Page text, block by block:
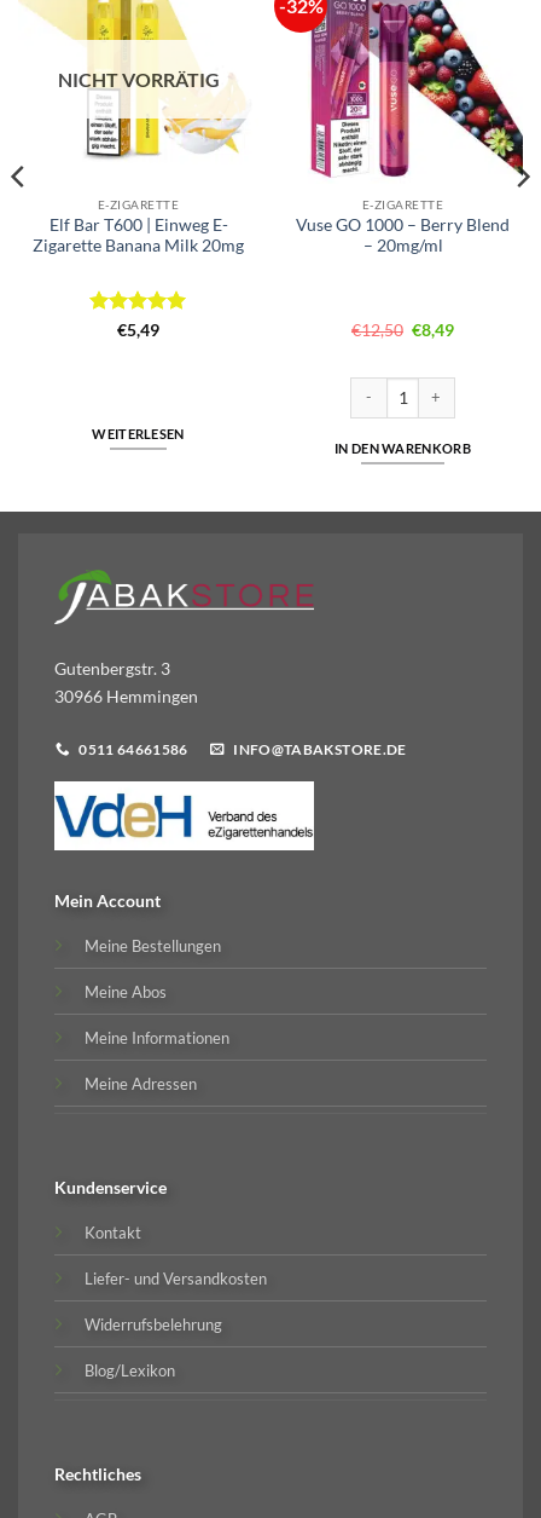
NICHT VORRÄTIG
E-ZIGARETTE
Elf Bar T600 | Einweg E-
Zigarette Banana Milk 20mg
Bewertet
€5,49
WEITERLESEN
-32%
E-ZIGARETTE
Vuse GO 1000 – Berry Blend
– 20mg/ml
€12,50 Ursprünglicher
Preis
€12,50
€8,49Aktueller
€8,49.
IN DEN WARENKORB
Gutenbergstr. 3
30966 Hemmingen
0511 64661586 INFO@TABAKSTORE.DE
Mein Account
Meine Bestellungen
Meine Abos
Meine Informationen
Meine Adressen
Kundenservice
Kontakt
Liefer- und Versandkosten
Widerrufsbelehrung
Blog/Lexikon
Rechtliches